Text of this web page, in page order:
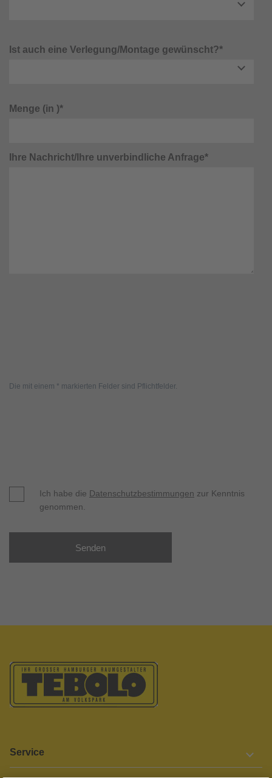
Ist auch eine Verlegung/Montage gewünscht?*
Menge (in )*
Ihre Nachricht/Ihre unverbindliche Anfrage*
Die mit einem * markierten Felder sind Pflichtfelder.
Ich habe die Datenschutzbestimmungen zur Kenntnis
genommen.
Senden
Service